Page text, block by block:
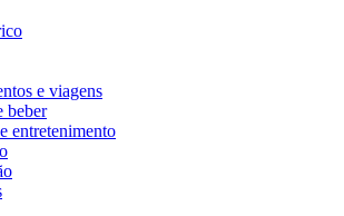
e viagens
beber
entretenimento